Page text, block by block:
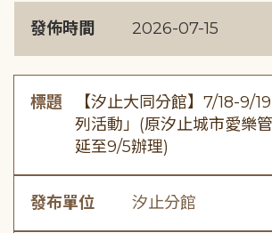
發佈時間 2026-07-15
標題
【汐止大同分館】7/18-9/
列活動」(原汐止城市愛樂
延至9/5辦理)
發布單位 汐止分館